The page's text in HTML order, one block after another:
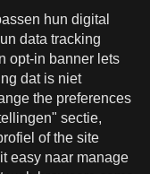
hun digital
data tracking
opt-in banner lets
dat is niet
the preferences
sectie,
of the site
easy naar manage